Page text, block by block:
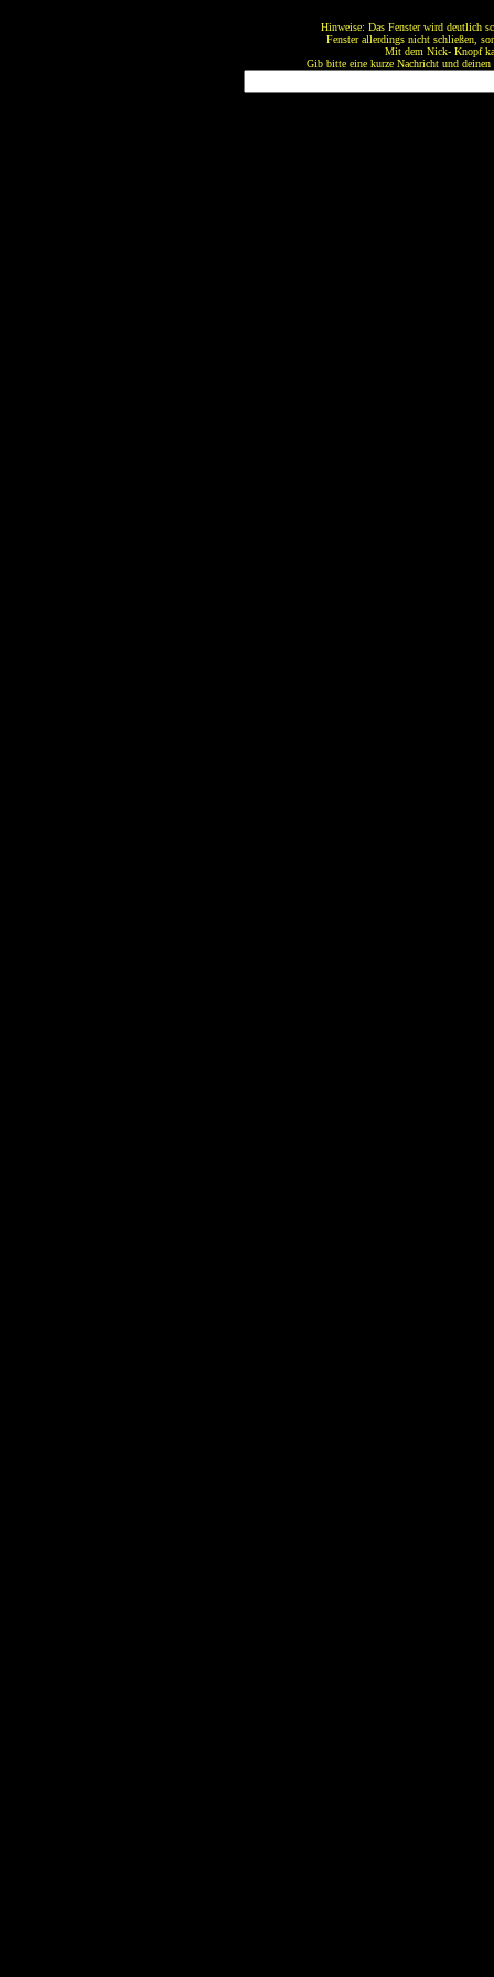
Hinweise: Das Fenster wird deutlich
Fenster allerdings nicht schließen,
Mit dem Nick- Knopf
Gib bitte eine kurze Nachricht und